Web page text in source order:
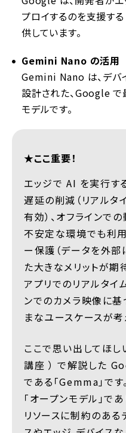
プロイするのを支援す
供しています。
Gemini Nano の活用
Gemini Nano は、デバ
設計された、Google
モデルです。
★ここ重要！
エッジで AI を実行す
遅延の削減（リアル
有効）、オフラインで
不安定な環境でも利用
ー保護（データを外部
た大きなメリットが期
アプリでのリアルタイ
ンでのカメラ映像に基
まなユースケースが考
ここで思い出してほ
講座 ） で解説した
である「Gemma」で
「オープンモデル」で
リソースに制約のある